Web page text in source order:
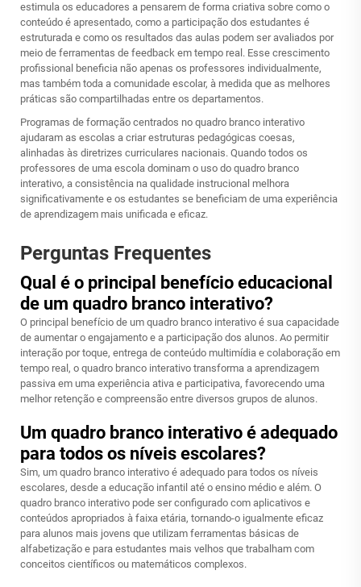
estimula os educadores a pensarem de forma criativa sobre como o
conteúdo é apresentado, como a participação dos estudantes é
estruturada e como os resultados das aulas podem ser avaliados por
meio de ferramentas de feedback em tempo real. Esse crescimento
profissional beneficia não apenas os professores individualmente,
mas também toda a comunidade escolar, à medida que as melhores
práticas são compartilhadas entre os departamentos.
Programas de formação centrados no quadro branco interativo
ajudaram as escolas a criar estruturas pedagógicas coesas,
alinhadas às diretrizes curriculares nacionais. Quando todos os
professores de uma escola dominam o uso do quadro branco
interativo, a consistência na qualidade instrucional melhora
significativamente e os estudantes se beneficiam de uma experiência
de aprendizagem mais unificada e eficaz.
Perguntas Frequentes
Qual é o principal benefício educacional
de um quadro branco interativo?
O principal benefício de um quadro branco interativo é sua capacidade
de aumentar o engajamento e a participação dos alunos. Ao permitir
interação por toque, entrega de conteúdo multimídia e colaboração em
tempo real, o quadro branco interativo transforma a aprendizagem
passiva em uma experiência ativa e participativa, favorecendo uma
melhor retenção e compreensão entre diversos grupos de alunos.
Um quadro branco interativo é adequado
para todos os níveis escolares?
Sim, um quadro branco interativo é adequado para todos os níveis
escolares, desde a educação infantil até o ensino médio e além. O
quadro branco interativo pode ser configurado com aplicativos e
conteúdos apropriados à faixa etária, tornando-o igualmente eficaz
para alunos mais jovens que utilizam ferramentas básicas de
alfabetização e para estudantes mais velhos que trabalham com
conceitos científicos ou matemáticos complexos.